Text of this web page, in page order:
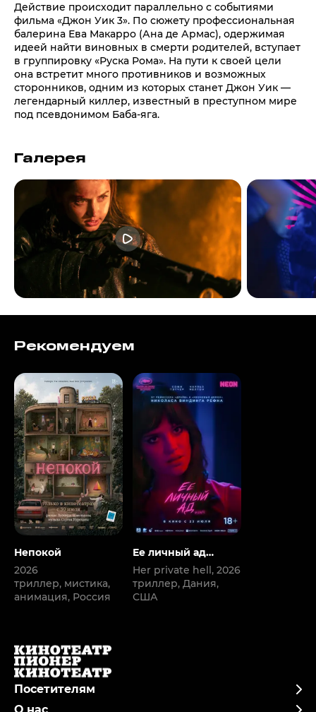
Возраст 18+
Дата выхода 2025
Действие происходит параллельно с событиями
фильма «Джон Уик 3». По сюжету профессиональная
балерина Ева Макарро (Ана де Армас), одержимая
идеей найти виновных в смерти родителей, вступает
в группировку «Руска Рома». На пути к своей цели
она встретит много противников и возможных
сторонников, одним из которых станет Джон Уик —
легендарный киллер, известный в преступном мире
под псевдонимом Баба-яга.
Галерея
Рекомендуем
Непокой
2026
триллер, мистика,
анимация, Россия
Ее личный ад
(версия с
субтитрами)
Her private hell, 2026
триллер, Дания,
США
Посетителям